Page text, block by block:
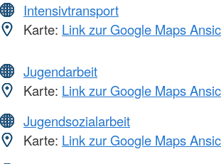
Intensivtransport
Karte: Link zur Google Maps
Jugendarbeit
Karte: Link zur Google Maps
Jugendsozialarbeit
Karte: Link zur Google Maps